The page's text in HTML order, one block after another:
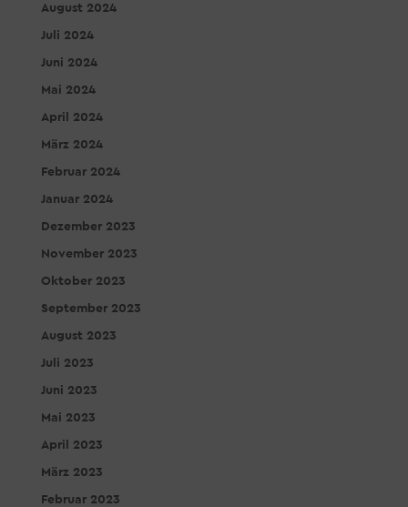
August 2024
Juli 2024
Juni 2024
Mai 2024
April 2024
März 2024
Februar 2024
Januar 2024
Dezember 2023
November 2023
Oktober 2023
September 2023
August 2023
Juli 2023
Juni 2023
Mai 2023
April 2023
März 2023
Februar 2023